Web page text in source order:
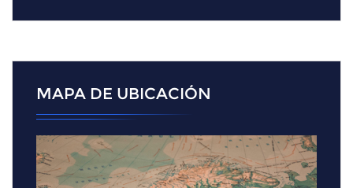
MAPA DE UBICACIÓN